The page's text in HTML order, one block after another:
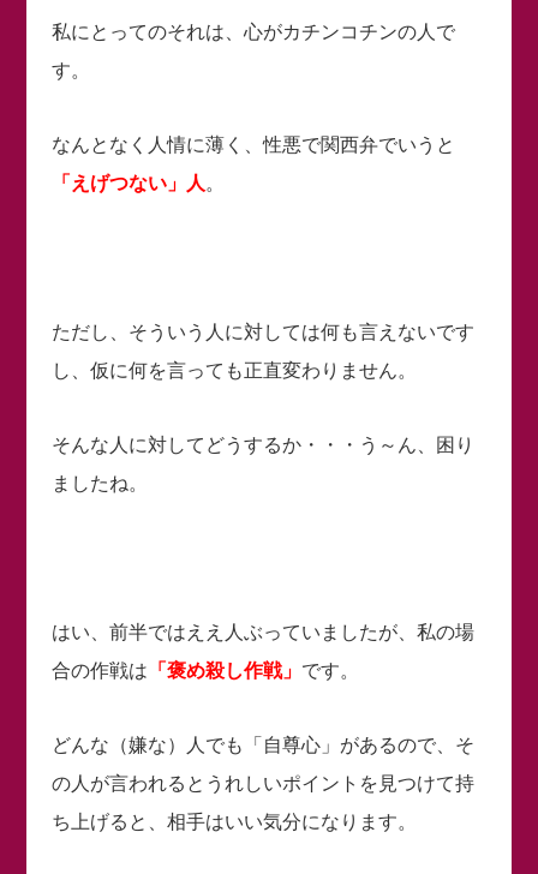
私にとってのそれは、心がカチンコチンの人で
す。
なんとなく人情に薄く、性悪で関西弁でいうと
「えげつない」人 。
ただし、そういう人に対しては何も言えないです
し、仮に何を言っても正直変わりません。
そんな人に対してどうするか・・・う～ん、困り
ましたね。
はい、前半ではええ人ぶっていましたが、私の場
合の作戦は 「褒め殺し作戦」 です。
どんな（嫌な）人でも「自尊心」があるので、そ
の人が言われるとうれしいポイントを見つけて持
ち上げると、相手はいい気分になります。